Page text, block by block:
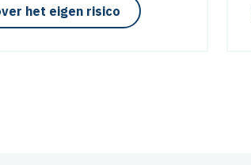
het eigen risico